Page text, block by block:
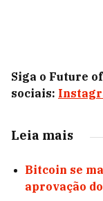
Siga o Future
sociais:
Leia mais
Bitcoin se
aprovação